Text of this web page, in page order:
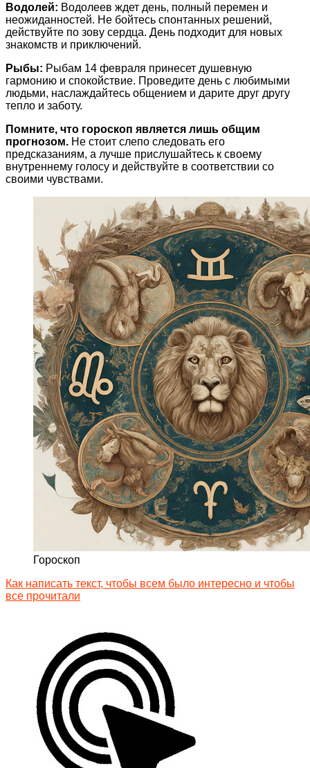
Водолей: Водолеев ждет день, полный перемен и
неожиданностей. Не бойтесь спонтанных решений,
действуйте по зову сердца. День подходит для новых
знакомств и приключений.
Рыбы: Рыбам 14 февраля принесет душевную
гармонию и спокойствие. Проведите день с любимыми
людьми, наслаждайтесь общением и дарите друг другу
тепло и заботу.
Помните, что гороскоп является лишь общим
прогнозом. Не стоит слепо следовать его
предсказаниям, а лучше прислушайтесь к своему
внутреннему голосу и действуйте в соответствии со
своими чувствами.
Гороскоп
Как написать текст, чтобы всем было интересно и чтобы
все прочитали